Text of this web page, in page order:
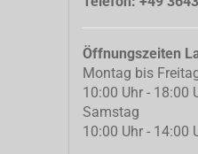
Öffnungszeiten
Montag bis
10:00 Uhr - 18:00
Samstag
10:00 Uhr - 14:00